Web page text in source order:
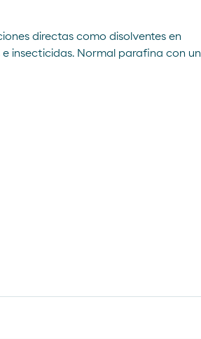
directas como disolventes en
insecticidas. Normal parafina con un